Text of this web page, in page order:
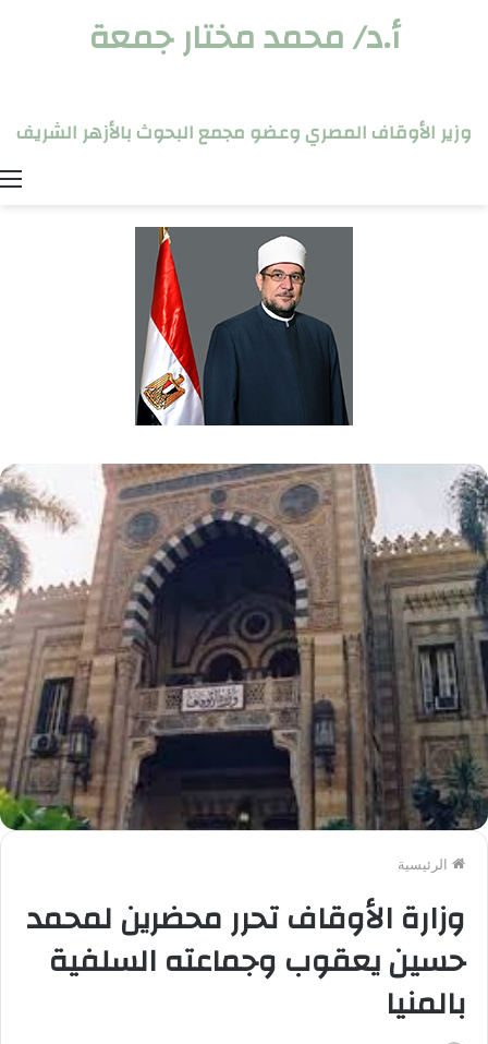
أ.د/ محمد مختار جمعة
وزير الأوقاف المصري وعضو مجمع البحوث بالأزهر الشريف
الرئيسية
وزارة الأوقاف تحرر محضرين لمحمد
حسين يعقوب وجماعته السلفية
بالمنيا